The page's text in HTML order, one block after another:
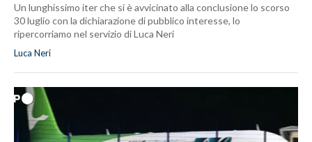
Un lunghissimo iter che si è avvicinato alla conclusione lo scorso
30 luglio con la dichiarazione di pubblico interesse, lo
ripercorriamo nel servizio di Luca Neri
Luca Neri